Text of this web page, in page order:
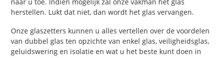
herstellen. Lukt dat niet, dan wordt het glas vervangen.
Onze glaszetters kunnen u alles vertellen over de voordelen
van dubbel glas ten opzichte van enkel glas, veiligheidsglas,
geluidswering en isolatie en wat u het beste kunt doen in